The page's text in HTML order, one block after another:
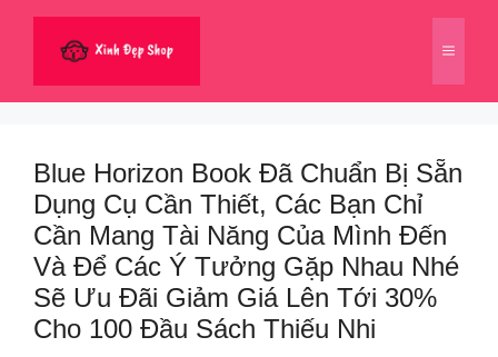
dung
Menu
Blue Horizon Book Đã Chuẩn Bị Sẵn
Dụng Cụ Cần Thiết, Các Bạn Chỉ
Cần Mang Tài Năng Của Mình Đến
Và Để Các Ý Tưởng Gặp Nhau Nhé
Sẽ Ưu Đãi Giảm Giá Lên Tới 30%
Cho 100 Đầu Sách Thiếu Nhi